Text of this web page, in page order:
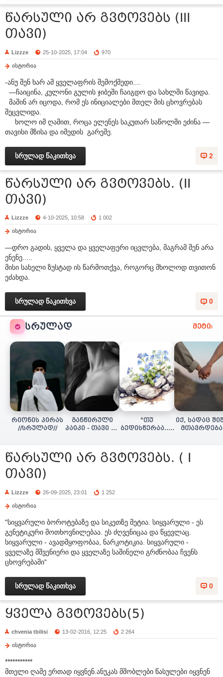
წარსული არ გვტოვებს (III
თავი)
Lizzze 25-10-2025, 17:04 970
ისტორია
-ანუ შენ ხარ ამ ყველაფრის შემოქმედი....
—ჩაიცინა, კულონი გულის ჯიბეში ჩაიგდო და სახლში წავიდა.
მაშინ არ იცოდა, რომ ეს ინიციალები მთელ მის ცხოვრებას
შეცვლიდა.
ხოლო იმ ღამით, როცა ელენეს საკუთარ საწოლში ეძინა —
თავისი მზისა და იმედის გარეშე.
2
სრულად წაკითხვა
წარსული არ გვტოვებს. (II
თავი)
Lizzze 4-10-2025, 10:58 1 002
ისტორია
—დრო გადის, ყველა და ყველაფერი იცვლება, მაგრამ შენ არა
ენენე.....
მისი სახელი ზუსტად ის წარმოთქვა, როგორც მხოლოდ თვითონ
ეძახდა.
0
სრულად წაკითხვა
ᲡᲠᲣᲚᲐᲓ მეტი
რიონის პირას
//სრულად//
განწირული
პაიკი - თავი 16
"თუ
ბედისწერაა..."
იქ, სადაც
მთავრდება
წარსული არ გვტოვებს. ( I
თავი)
Lizzze 26-09-2025, 23:01 1 252
ისტორია
"სიყვარული ბოროტებაზე და სიკეთზე მეტია. სიყვარული - ეს
გენეტიკური მოთხოვნილებაა. ეს ძღვენიცაა და წყევლაც.
სიყვარული - ავადმყოფობაა, ნარკოტიკია. სიყვარული -
ყველაზე მშვენიერი და ყველაზე საშინელი გრძნობაა ჩვენს
ცხოვრებაში"
0
სრულად წაკითხვა
ყველა გვტოვებს(5)
chvenia tbilisi 13-02-2016, 12:25 2 264
ისტორია
***********
მთელი ღამე ერთად იყვნენ.ანუკას მშობლები წასულები იყვნენ